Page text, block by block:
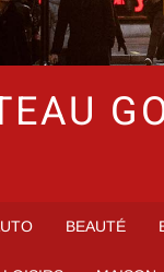
BEAUTÉ